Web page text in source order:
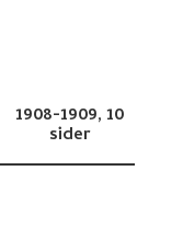
1908-1909,10
sider